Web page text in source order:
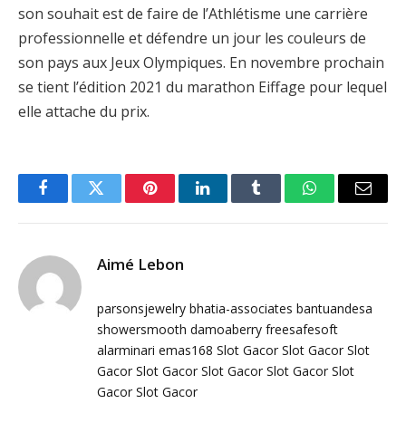
son souhait est de faire de l’Athlétisme une carrière
professionnelle et défendre un jour les couleurs de
son pays aux Jeux Olympiques. En novembre prochain
se tient l’édition 2021 du marathon Eiffage pour lequel
elle attache du prix.
FacebookTwitter PinterestLinkedInTumblr WhatsAppEmail
Aimé Lebon
parsonsjewelry bhatia-associates bantuandesa
showersmooth damoaberry freesafesoft
alarminari emas168 Slot Gacor Slot Gacor Slot
Gacor Slot Gacor Slot Gacor Slot Gacor Slot
Gacor Slot Gacor